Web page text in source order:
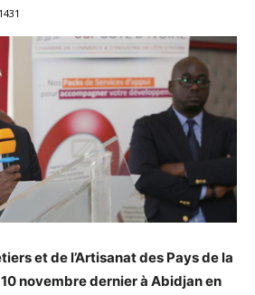
1431
et de l’Artisanat des Pays de la
10 novembre dernier à Abidjan en